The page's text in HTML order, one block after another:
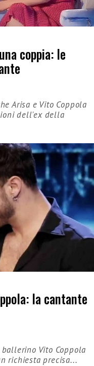
coppia: le
Arisa e Vito Coppola
dell'ex della
la cantante
Vito Coppola
richiesta precisa...